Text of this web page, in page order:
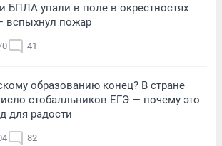
БПЛА упали в поле в окрестностях
вспыхнул пожар
41
образованию конец? В стране
стобалльников ЕГЭ — почему это
для радости
82